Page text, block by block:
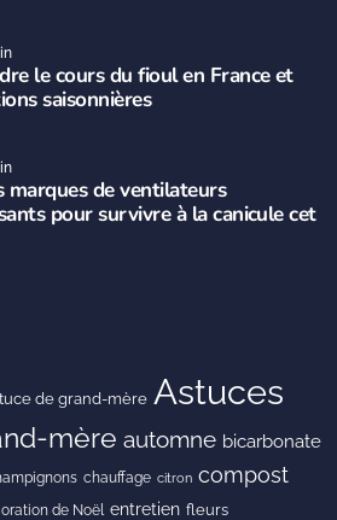
le cours du fioul en France et
saisonnières
marques de ventilateurs
pour survivre à la canicule cet
de grand-mère Astuces
mère automne bicarbonate
chauffage citron compost
de Noël entretien fleurs